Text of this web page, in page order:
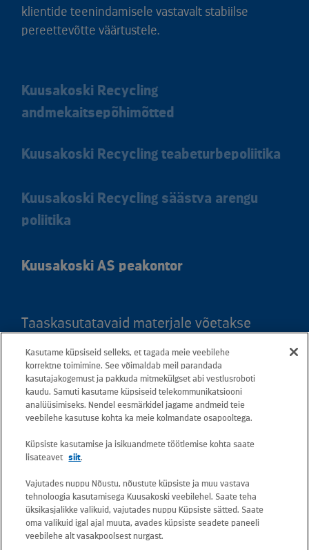
klientide teenindamisele vastavalt stabiilse
pereettevõtte väärtustele.
Kuusakoski Recycling
andmekaitsepõhimõtted
Kuusakoski Recycling teabeturbepoliitika
Kuusakoski Recycling säästva arengu
poliitika
Kuusakoski AS peakontor
Taaskasutatavaid materjale võetakse
Kaardil klõpsates leiate kõigi maakondade
teeninduspunktid ja teejuhised.
Postiaadress: Betooni 12, 13816 Tallinn
(Eesti)
Kõik e-posti aadressid on kujul
eesnimi.perekonnanimi@kuusakoski.com
Kasutame küpsiseid selleks, et tagada meie veebilehe
korrektne toimimine. See võimaldab meil parandada
kasutajakogemust ja pakkuda mitmekülgset abi vestlusroboti
kaudu. Samuti kasutame küpsiseid telekommunikatsiooni
analüüsimiseks. Nendel eesmärkidel jagame andmeid teie
veebilehe kasutuse kohta ka meie kolmandate osapooltega.
Küpsiste kasutamise ja isikuandmete töötlemise kohta saate
lisateavet
siit.
Vajutades nuppu Nõustu, nõustute küpsiste ja muu vastava
tehnoloogia kasutamisega Kuusakoski veebilehel. Saate teha
üksikasjalikke valikuid, vajutades nuppu Küpsiste sätted. Saate
oma valikuid igal ajal muuta, avades küpsiste seadete paneeli
veebilehe alt vasakpoolsest nurgast.